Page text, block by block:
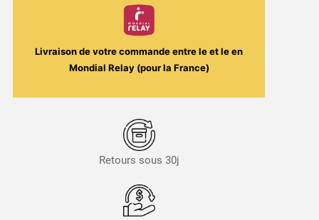
Livraison de votre commande entre leet leen
Mondial Relay (pour la France)
Retours sous 30j